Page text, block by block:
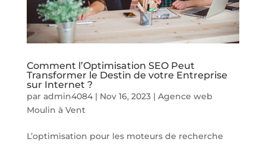
Comment l’Optimisation SEO Peut
Transformer le Destin de votre Entreprise
sur Internet ?
par admin4084| Nov 16, 2023| Agence web
Moulin à Vent
L’optimisation pour les moteurs de recherche